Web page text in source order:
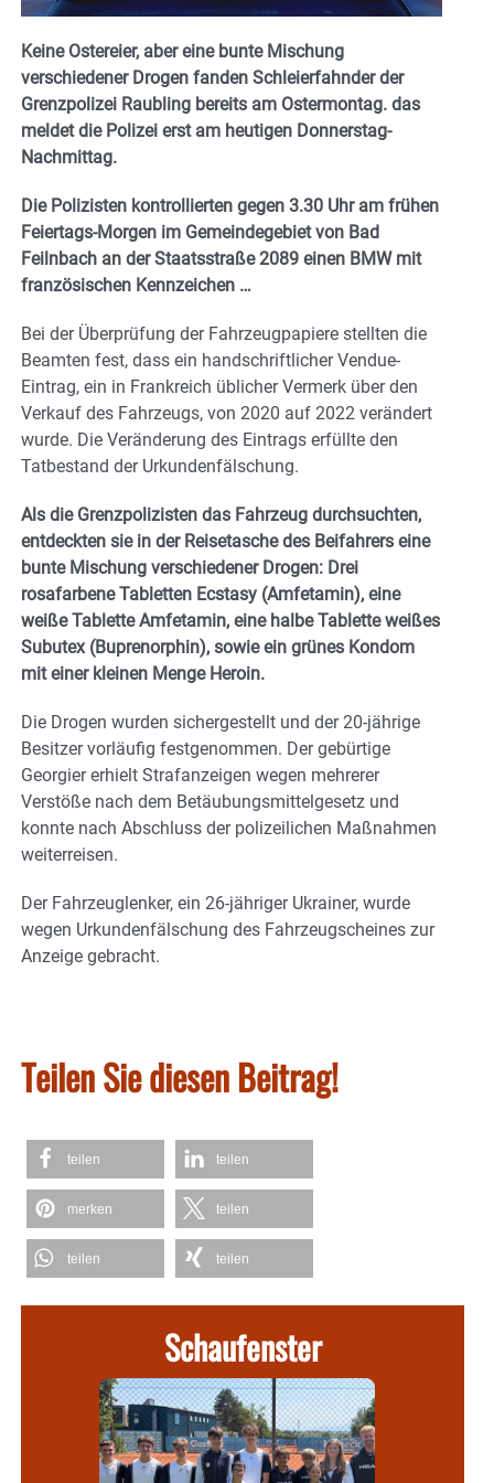
Keine Ostereier, aber eine bunte Mischung
verschiedener Drogen fanden Schleierfahnder der
Grenzpolizei Raubling bereits am Ostermontag. das
meldet die Polizei erst am heutigen Donnerstag-
Nachmittag.
Die Polizisten kontrollierten gegen 3.30 Uhr am frühen
Feiertags-Morgen im Gemeindegebiet von Bad
Feilnbach an der Staatsstraße 2089 einen BMW mit
französischen Kennzeichen …
Bei der Überprüfung der Fahrzeugpapiere stellten die
Beamten fest, dass ein handschriftlicher Vendue-
Eintrag, ein in Frankreich üblicher Vermerk über den
Verkauf des Fahrzeugs, von 2020 auf 2022 verändert
wurde. Die Veränderung des Eintrags erfüllte den
Tatbestand der Urkundenfälschung.
Als die Grenzpolizisten das Fahrzeug durchsuchten,
entdeckten sie in der Reisetasche des Beifahrers eine
bunte Mischung verschiedener Drogen: Drei
rosafarbene Tabletten Ecstasy (Amfetamin), eine
weiße Tablette Amfetamin, eine halbe Tablette weißes
Subutex (Buprenorphin), sowie ein grünes Kondom
mit einer kleinen Menge Heroin.
Die Drogen wurden sichergestellt und der 20-jährige
Besitzer vorläufig festgenommen. Der gebürtige
Georgier erhielt Strafanzeigen wegen mehrerer
Verstöße nach dem Betäubungsmittelgesetz und
konnte nach Abschluss der polizeilichen Maßnahmen
weiterreisen.
Der Fahrzeuglenker, ein 26-jähriger Ukrainer, wurde
wegen Urkundenfälschung des Fahrzeugscheines zur
Anzeige gebracht.
Teilen Sie diesen Beitrag!
teilen teilen
merken teilen
teilen teilen
Schaufenster